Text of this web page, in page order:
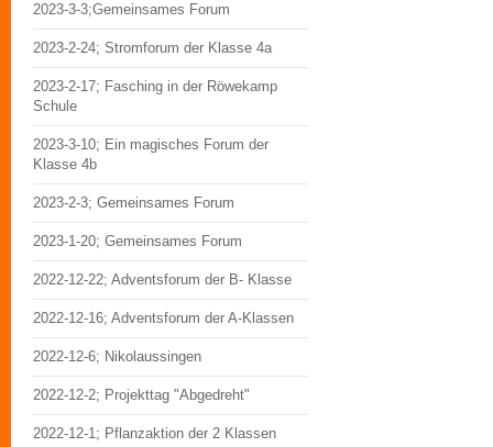
2023-3-3;Gemeinsames Forum
2023-2-24; Stromforum der Klasse 4a
2023-2-17; Fasching in der Röwekamp
Schule
2023-3-10; Ein magisches Forum der
Klasse 4b
2023-2-3; Gemeinsames Forum
2023-1-20; Gemeinsames Forum
2022-12-22; Adventsforum der B- Klasse
2022-12-16; Adventsforum der A-Klassen
2022-12-6; Nikolaussingen
2022-12-2; Projekttag "Abgedreht"
2022-12-1; Pflanzaktion der 2 Klassen